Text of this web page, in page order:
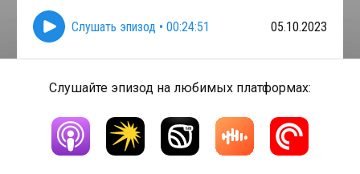
Слушать эпизод • 00:24:51 05.10.2023
Слушайте эпизод на любимых платформах: